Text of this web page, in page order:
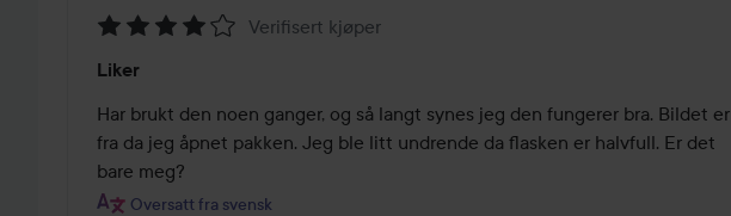
4
av
5
Verifisert kjøper
Liker
Har brukt den noen ganger, og så langt synes jeg den fungerer bra. Bildet er
fra da jeg åpnet pakken. Jeg ble litt undrende da flasken er halvfull. Er det
bare meg?
Oversatt fra svensk